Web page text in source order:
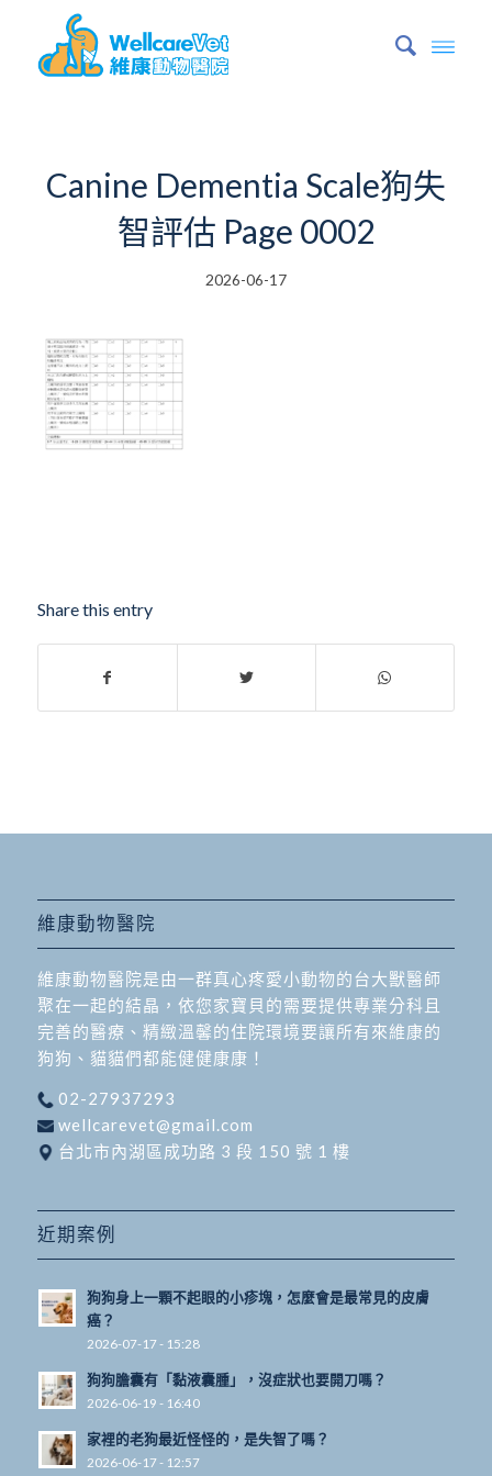
Canine Dementia Scale狗失
智評估 Page 0002
2026-06-17
Share this entry
維康動物醫院
維康動物醫院是由一群真心疼愛小動物的台大獸醫師
聚在一起的結晶，依您家寶貝的需要提供專業分科且
完善的醫療、精緻溫馨的住院環境要讓所有來維康的
狗狗、貓貓們都能健健康康！
02-27937293
wellcarevet@gmail.com
台北市內湖區成功路 3 段 150 號 1 樓
近期案例
狗狗身上一顆不起眼的小疹塊，怎麼會是最常見的皮膚
癌？
2026-07-17 - 15:28
狗狗膽囊有「黏液囊腫」，沒症狀也要開刀嗎？
2026-06-19 - 16:40
家裡的老狗最近怪怪的，是失智了嗎？
2026-06-17 - 12:57